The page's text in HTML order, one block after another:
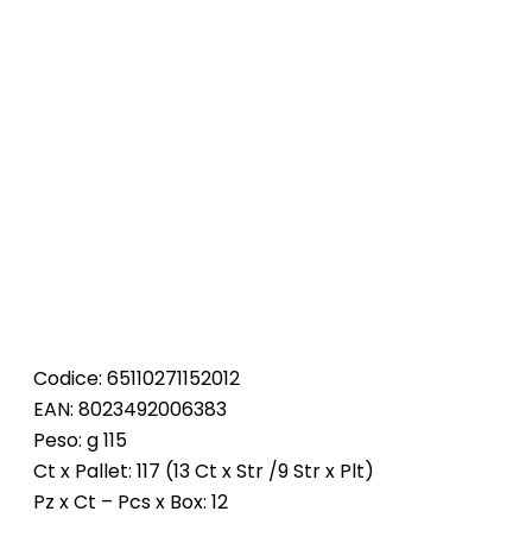
Codice: 65110271152012
EAN: 8023492006383
Peso: g 115
Ct x Pallet: 117 (13 Ct x Str /9 Str x Plt)
Pz x Ct – Pcs x Box: 12